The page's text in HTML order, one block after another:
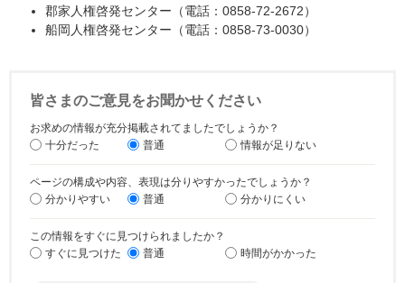
郡家人権啓発センター（電話：0858-72-2672）
船岡人権啓発センター（電話：0858-73-0030）
皆さまのご意見をお聞かせください
お求めの情報が充分掲載されてましたでしょうか？
十分だった
普通 情報が足りない
ページの構成や内容、表現は分りやすかったでしょうか？
分かりやすい
普通 分かりにくい
この情報をすぐに見つけられましたか？
すぐに見つけた
普通 時間がかかった